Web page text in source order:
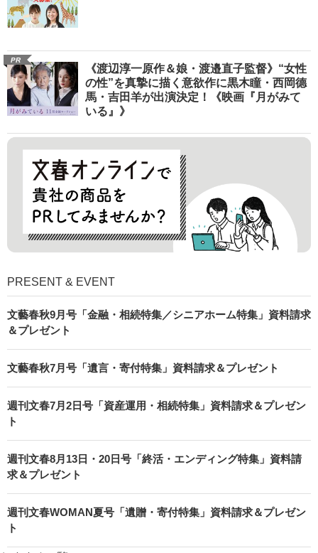
PR
《渡辺淳一原作＆娘・渡邉直子監督》“女性
の性”を真摯に描く意欲作に黒木瞳・西岡德
馬・吉田羊が出演決定！《映画『月がみて
いる』》
PRESENT & EVENT
文藝春秋9月号「金融・相続特集／シニアホーム特集」資料請求
＆プレゼント
文藝春秋7月号「遺言・寄付特集」資料請求＆プレゼント
週刊文春7月2日号「資産運用・相続特集」資料請求＆プレゼン
ト
週刊文春8月13日・20日号「終活・エンディング特集」資料請
求＆プレゼント
週刊文春WOMAN夏号「遺贈・寄付特集」資料請求＆プレゼン
ト